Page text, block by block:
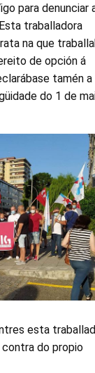
para denunciar
traballadora
na que
de opción á
tamén a
do 1 de
esta
do propio